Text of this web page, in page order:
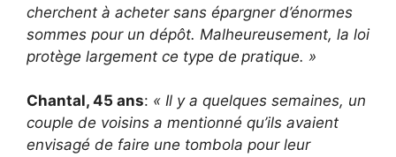
cherchent à acheter sans épargner d’énormes
sommes pour un dépôt. Malheureusement, la loi
protège largement ce type de pratique. »
Chantal, 45 ans: « Il y a quelques semaines, un
couple de voisins a mentionné qu’ils avaient
envisagé de faire une tombola pour leur